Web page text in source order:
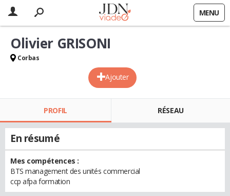
MENU
Ajouter
Olivier GRISONI
Corbas
PROFIL RÉSEAU
En résumé
Mes compétences :
BTS management des unités commercial
ccp afpa formation